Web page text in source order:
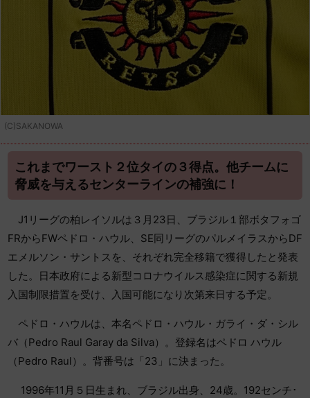
(C)SAKANOWA
これまでワースト２位タイの３得点。他チームに
脅威を与えるセンターラインの補強に！
J1リーグの柏レイソルは３月23日、ブラジル１部ボタフォゴ
FRからFWペドロ・ハウル、SE同リーグのパルメイラスからDF
エメルソン・サントスを、それぞれ完全移籍で獲得したと発表
した。日本政府による新型コロナウイルス感染症に関する新規
入国制限措置を受け、入国可能になり次第来日する予定。
ペドロ・ハウルは、本名ペドロ・ハウル・ガライ・ダ・シル
バ（Pedro Raul Garay da Silva）。登録名はペドロ ハウル
（Pedro Raul）。背番号は「23」に決まった。
1996年11月５日生まれ、ブラジル出身、24歳。192センチ･